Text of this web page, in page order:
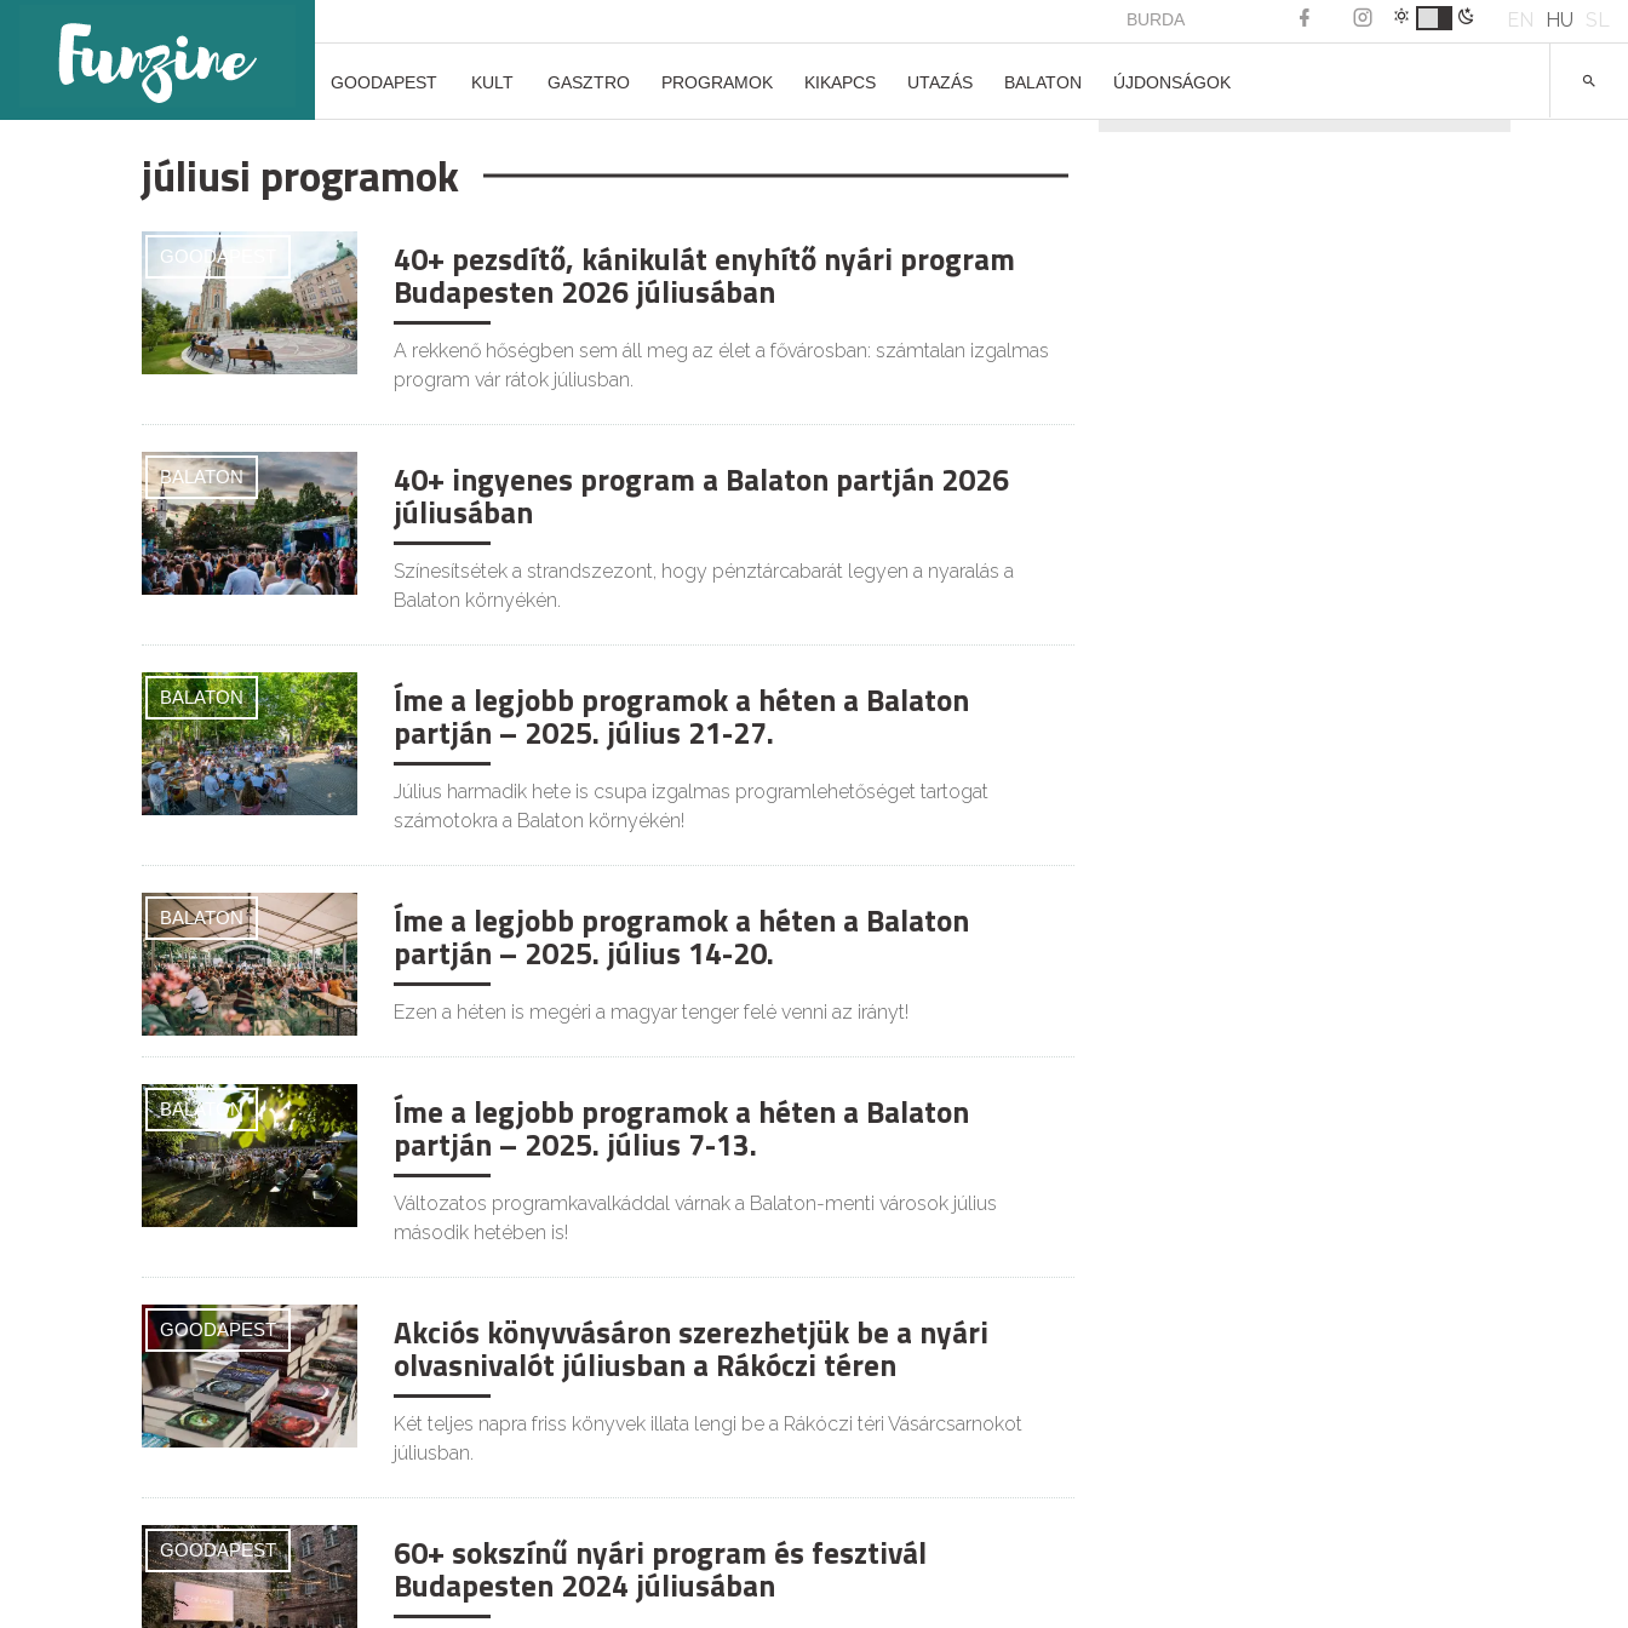
BURDA EN HU SL
GOODAPEST KULT GASZTRO PROGRAMOK KIKAPCS UTAZÁS BALATON ÚJDONSÁGOK
júliusi programok
GOODAPEST 40+ pezsdítő, kánikulát enyhítő nyári program
Budapesten 2026 júliusában
A rekkenő hőségben sem áll meg az élet a fővárosban: számtalan izgalmas
program vár rátok júliusban.
BALATON 40+ ingyenes program a Balaton partján 2026
júliusában
Színesítsétek a strandszezont, hogy pénztárcabarát legyen a nyaralás a
Balaton környékén.
BALATON Íme a legjobb programok a héten a Balaton
partján – 2025. július 21-27.
Július harmadik hete is csupa izgalmas programlehetőséget tartogat
számotokra a Balaton környékén!
BALATON Íme a legjobb programok a héten a Balaton
partján – 2025. július 14-20.
Ezen a héten is megéri a magyar tenger felé venni az irányt!
BALATON Íme a legjobb programok a héten a Balaton
partján – 2025. július 7-13.
Változatos programkavalkáddal várnak a Balaton-menti városok július
második hetében is!
GOODAPEST Akciós könyvvásáron szerezhetjük be a nyári
olvasnivalót júliusban a Rákóczi téren
Két teljes napra friss könyvek illata lengi be a Rákóczi téri Vásárcsarnokot
júliusban.
GOODAPEST 60+ sokszínű nyári program és fesztivál
Budapesten 2024 júliusában